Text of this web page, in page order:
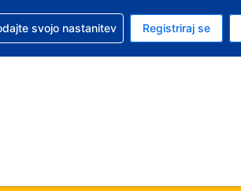
valuta je ameriški dolar
trenutni jezik je Slovenščini
za pomoč pri rezervaciji
svojo nastanitev Registriraj se